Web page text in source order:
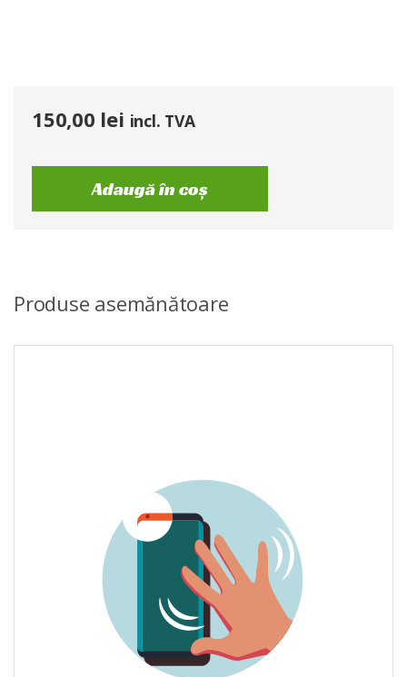
150,00 lei incl. TVA
Adaugă în coș
Produse asemănătoare